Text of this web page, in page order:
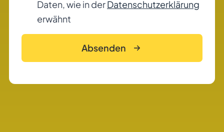
Daten, wie in derDatenschutzerklärung
erwähnt
Absenden